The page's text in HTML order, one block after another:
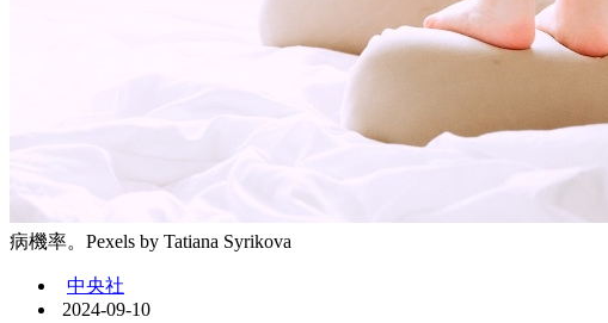
病機率。Pexels by Tatiana Syrikova
中央社
2024-09-10